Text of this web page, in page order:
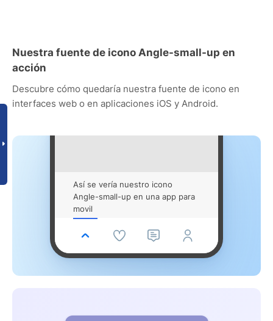
Nuestra fuente de icono Angle-small-up en
acción
Descubre cómo quedaría nuestra fuente de icono en
interfaces web o en aplicaciones iOS y Android.
Así se vería nuestro icono
Angle-small-up en una app para
movil